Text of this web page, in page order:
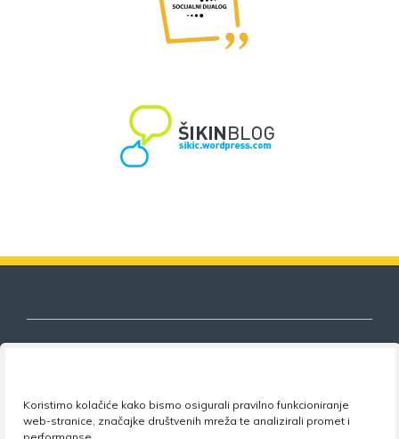
Koristimo kolačiće kako bismo osigurali pravilno funkcioniranje
web-stranice, značajke društvenih mreža te analizirali promet i
Nezavisni sindikat znanosti i visokog
obrazovanja